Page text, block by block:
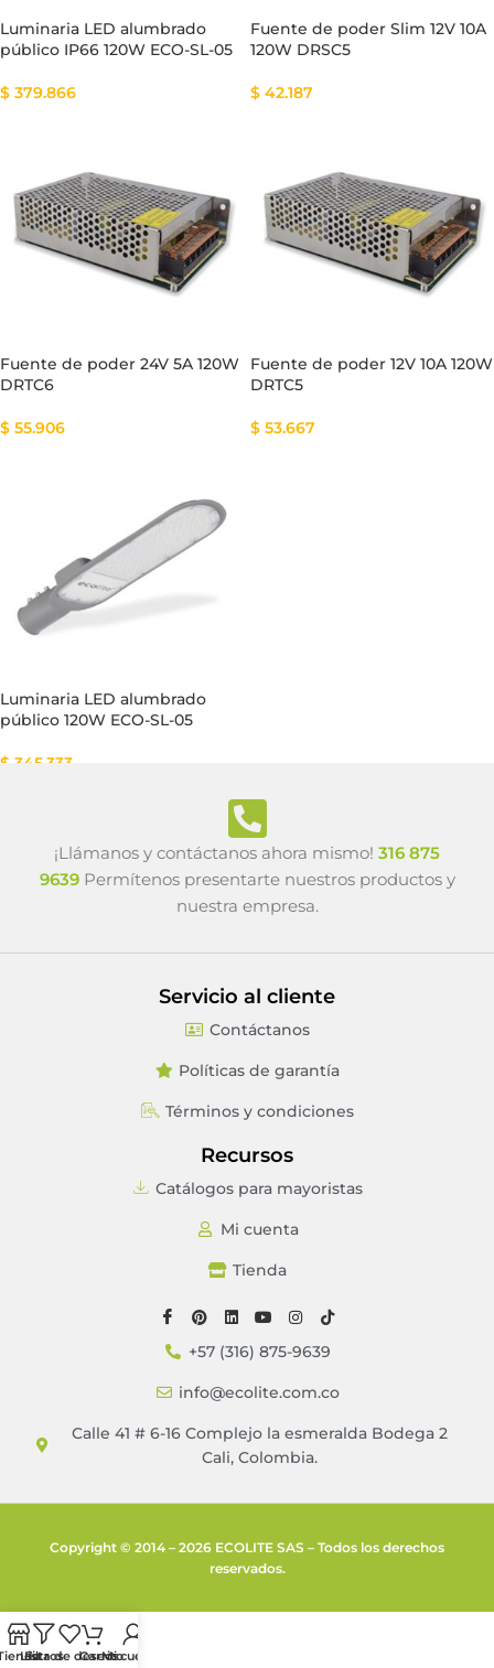
Luminaria LED alumbrado
público IP66 120W ECO-SL-05
$ 379.866
Fuente de poder Slim 12V 10A
120W DRSC5
$ 42.187
Fuente de poder 24V 5A 120W
DRTC6
$ 55.906
Fuente de poder 12V 10A 120W
DRTC5
$ 53.667
Luminaria LED alumbrado
público 120W ECO-SL-05
$ 345.333
¡Llámanos y contáctanos ahora mismo! 316 875
9639Permítenos presentarte nuestros productos y
nuestra empresa.
Servicio al cliente
Contáctanos
Políticas de garantía
Términos y condiciones
Recursos
Catálogos para mayoristas
Mi cuenta
Tienda
+57 (316) 875-9639
info@ecolite.com.co
Calle 41 # 6-16 Complejo la esmeralda Bodega 2
Cali, Colombia.
Copyright © 2014 – 2026 ECOLITE SAS – Todos los derechos
reservados.
Filtros
Lista de deseos
CarritoMi cuenta